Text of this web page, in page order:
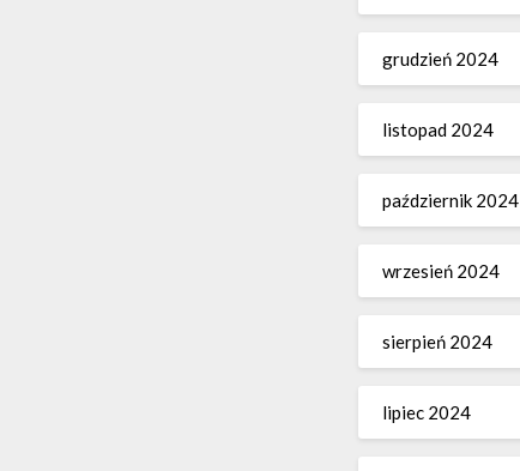
grudzień 2024
listopad 2024
październik 2024
wrzesień 2024
sierpień 2024
lipiec 2024